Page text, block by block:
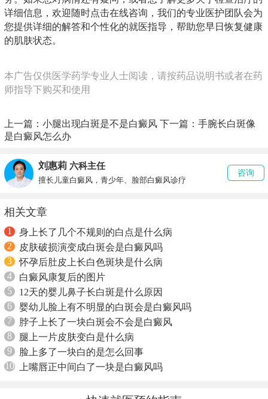
详细信息，欢迎随时点击在线咨询，我们的专业医护团队会为
您提供详细的解答和个性化的就医指导，帮助您早日恢复健康
的肌肤状态。
本广告仅供医学药学专业人士阅读，请按药品说明书或者在药
师指导下购买和使用
上一篇： 小腿出现白斑是不是白癜风 下一篇： 手腕长白斑像
是白癜风怎么办
刘惠莉 六科主任
擅长儿童白癜风，青少年、脸部白癜风诊疗
咨询
相关文章
1
身上长了几个不规则的白点是什么病
2
皮肤破损演变成白斑会是白癜风吗
3
怀孕后肚皮上长白色斑块是什么病
4
白癜风康复后的图片
5
12天的婴儿鼻子长白斑是什么原因
6
婴幼儿脸上有不明显的白斑会是白癜风吗
7
脖子上长了一块白斑会不会是白癜风
8
腿上一片皮肤变白是什么病
9
脸上多了一块白的是怎么回事
10
上嘴唇正中间白了一块是白癜风吗